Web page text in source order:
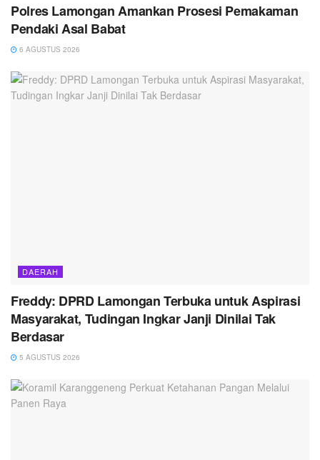
Polres Lamongan Amankan Prosesi Pemakaman
Pendaki Asal Babat
6 AGUSTUS 2026
DAERAH
Freddy: DPRD Lamongan Terbuka untuk Aspirasi
Masyarakat, Tudingan Ingkar Janji Dinilai Tak
Berdasar
5 AGUSTUS 2026